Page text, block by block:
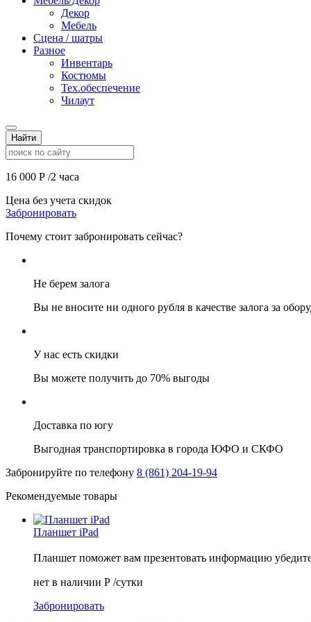
Декор
Мебель
Сцена / шатры
Разное
Инвентарь
Костюмы
Тех.обеспечение
Чилаут
Найти
16 000 Р /2 часа
Цена без учета скидок
Забронировать
Почему стоит забронировать сейчас?
Не берем залога
Вы не вносите ни одного рубля в качестве залога за
У нас есть скидки
Вы можете получить до 70% выгоды
Доставка по югу
Выгодная транспортировка в города ЮФО и СКФО
Забронируйте по телефону 8 (861) 204-19-94
Рекомендуемые товары
Планшет iPad
Планшет поможет вам презентовать информацию
нет в наличии Р /сутки
Забронировать